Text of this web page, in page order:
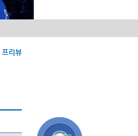
프리뷰